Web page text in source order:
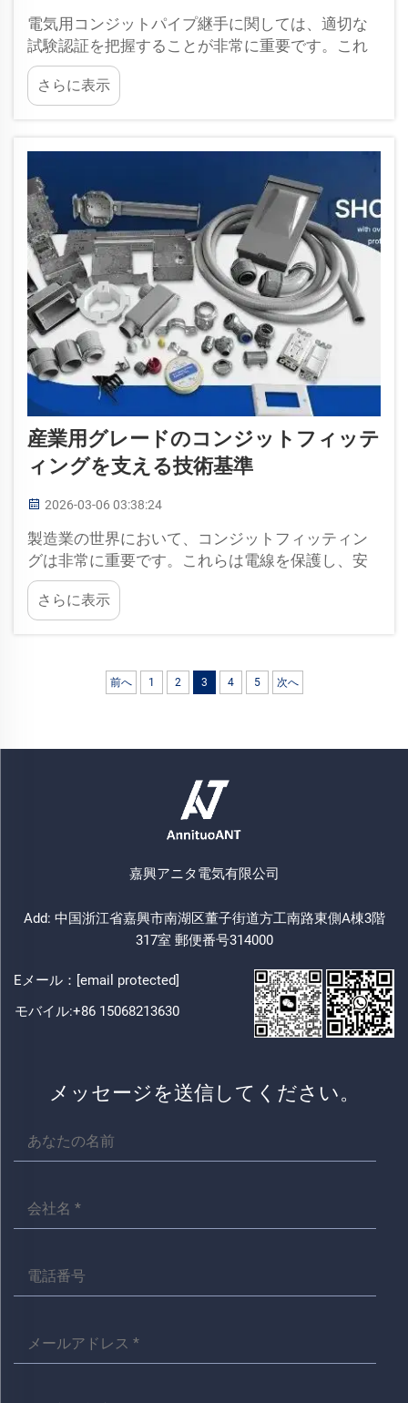
電気用コンジットパイプ継手に関しては、適切な
試験認証を把握することが非常に重要です。これ
らの認証は、継手が安全性を確保し、さまざまな
電気システムで確実に機能することを保証しま
す。アナタ社では、常に高品質な…
さらに表示
産業用グレードのコンジットフィッテ
ィングを支える技術基準
2026-03-06 03:38:24
製造業の世界において、コンジットフィッティン
グは非常に重要です。これらは電線を保護し、安
全性を確保します。これらのフィッティングは工
場や大型ビルなど、さまざまな場所で使用されま
す。アナタ社は高品質な…
さらに表示
前へ 1 2 3 4 5 次へ
嘉興アニタ電気有限公司
Add: 中国浙江省嘉興市南湖区董子街道方工南路東側A棟3階
317室 郵便番号314000
Eメール： [email protected]
モバイル:+86 15068213630
メッセージを送信してください。